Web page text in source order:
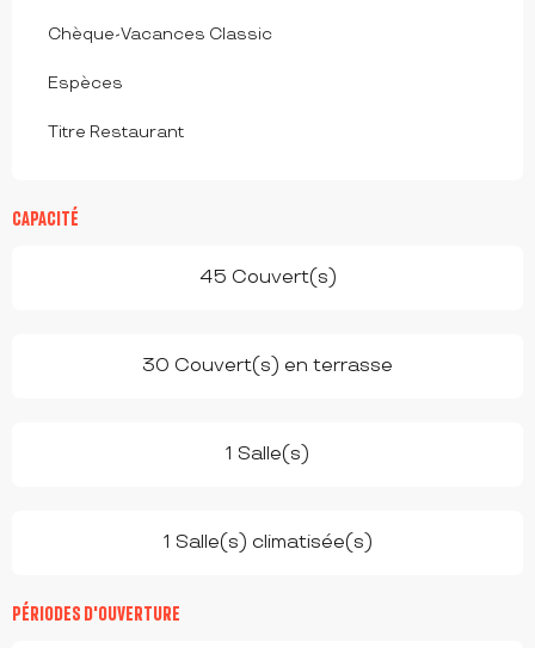
Chèque-Vacances Classic
Espèces
Titre Restaurant
CAPACITÉ
45 Couvert(s)
30 Couvert(s) en terrasse
1 Salle(s)
1 Salle(s) climatisée(s)
PÉRIODES D'OUVERTURE